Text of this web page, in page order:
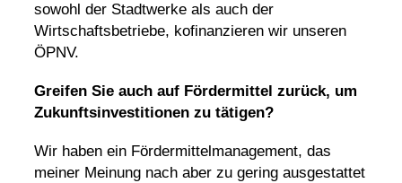
sowohl der Stadtwerke als auch der
Wirtschaftsbetriebe, kofinanzieren wir unseren
ÖPNV.
Greifen Sie auch auf Fördermittel zurück, um
Zukunftsinvestitionen zu tätigen?
Wir haben ein Fördermittelmanagement, das
meiner Meinung nach aber zu gering ausgestattet